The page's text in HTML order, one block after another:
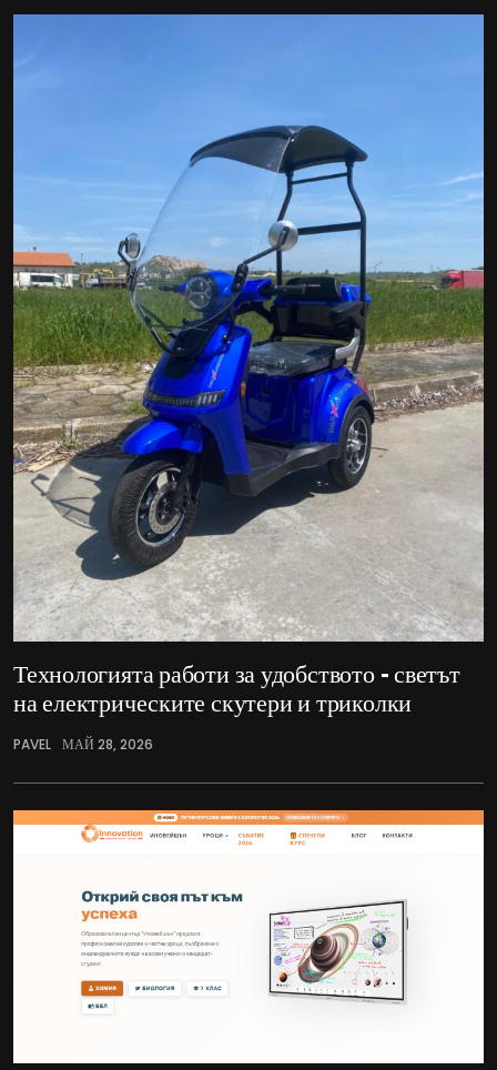
Технологията работи за удобството – светът
на електрическите скутери и триколки
PAVEL МАЙ 28, 2026